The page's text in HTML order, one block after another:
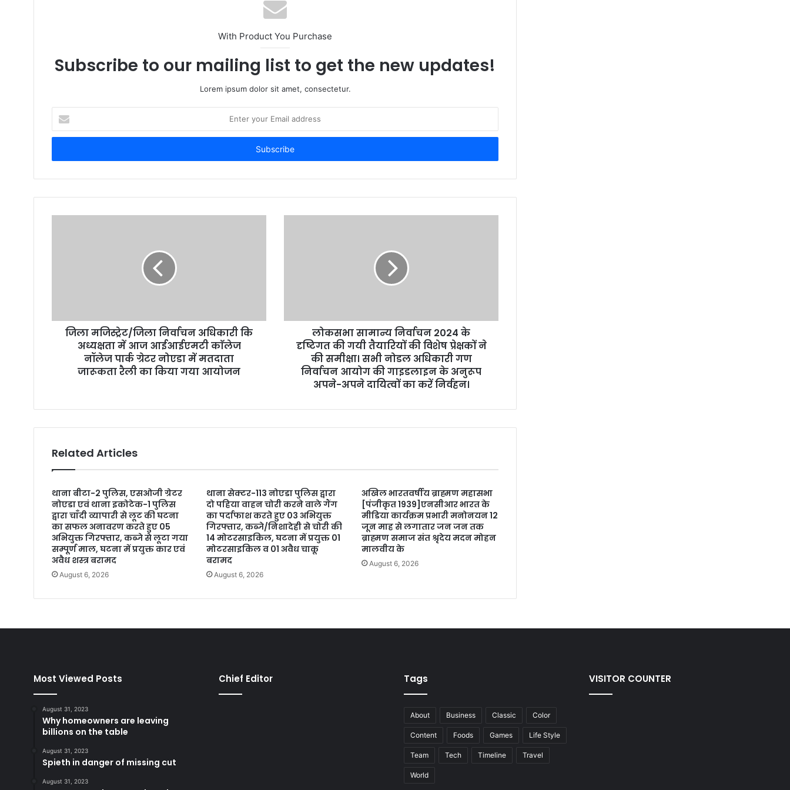
With Product You Purchase
Subscribe to our mailing list to get the new updates!
Lorem ipsum dolor sit amet, consectetur.
your
Email
जिला मजिस्ट्रेट/जिला निर्वाचन अधिकारी कि
अध्यक्षता में आज आईआईएमटी काॅलेज
नॉलेज पार्क ग्रेटर नोएडा में मतदाता
जारूकता रैली का किया गया आयोजन
लोकसभा सामान्य निर्वाचन 2024 के
दृष्टिगत की गयी तैयारियों की विशेष प्रेक्षकों ने
की समीक्षा। सभी नोडल अधिकारी गण
निर्वाचन आयोग की गाइडलाइन के अनुरूप
अपने-अपने दायित्वों का करें निर्वहन।
Related Articles
थाना बीटा-2 पुलिस, एसओजी ग्रेटर
नोएडा एवं थाना इकोटेक-1 पुलिस
द्वारा चाँदी व्यापारी से लूट की घटना
का सफल अनावरण करते हुए 05
अभियुक्त गिरफ्तार, कब्जे से लूटा गया
सम्पूर्ण माल, घटना में प्रयुक्त कार एवं
अवैध शस्त्र बरामद
August 6, 2026
थाना सेक्टर-113 नोएडा पुलिस द्वारा
दो पहिया वाहन चोरी करने वाले गैंग
का पर्दाफाश करते हुए 03 अभियुक्त
गिरफ्तार, कब्जे/निशादेही से चोरी की
14 मोटरसाइकिल, घटना में प्रयुक्त 01
मोटरसाइकिल व 01 अवैध चाकू
बरामद
August 6, 2026
अखिल भारतवर्षीय ब्राह्मण महासभा
[पंजीकृत 1939]एनसीआर भारत के
मीडिया कार्यक्रम प्रभारी मनोनयन 12
जून माह से लगातार जन जन तक
ब्राह्मण समाज संत श्रृदेय मदन मोहन
मालवीय के
August 6, 2026
Most Viewed Posts
August 31, 2023
Why homeowners are leaving
billions on the table
August 31, 2023
Spieth in danger of missing cut
August 31, 2023
Chief Editor Tags
About Business Classic Color
Content Foods Games Life Style
Team Tech Timeline Travel
World
VISITOR COUNTER